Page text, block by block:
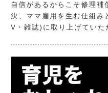
自信があるからこそ修理補
決、ママ雇用を生む仕組
V・雑誌)に取り上げていた